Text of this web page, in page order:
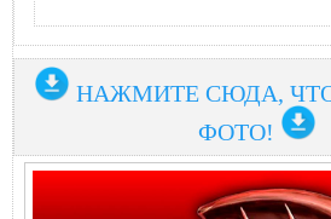
НАЖМИТЕ СЮДА,
ФОТО!